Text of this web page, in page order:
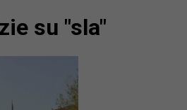
su "sla"